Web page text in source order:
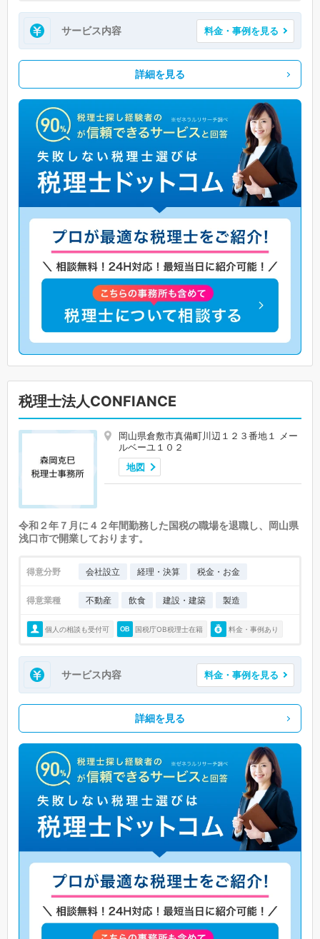
サービス内容 料金・事例を見る
詳細を見る
税理士法人CONFIANCE
岡山県倉敷市真備町川辺１２３番地１ メー
ルベーユ１０２
地図
令和２年７月に４２年間勤務した国税の職場を退職し、岡山県
浅口市で開業しております。
得意分野 会社設立 経理・決算 税金・お金
得意業種 不動産 飲食 建設・建築 製造
個人の相談も受付可 国税庁OB税理士在籍 料金・事例あり
サービス内容 料金・事例を見る
詳細を見る